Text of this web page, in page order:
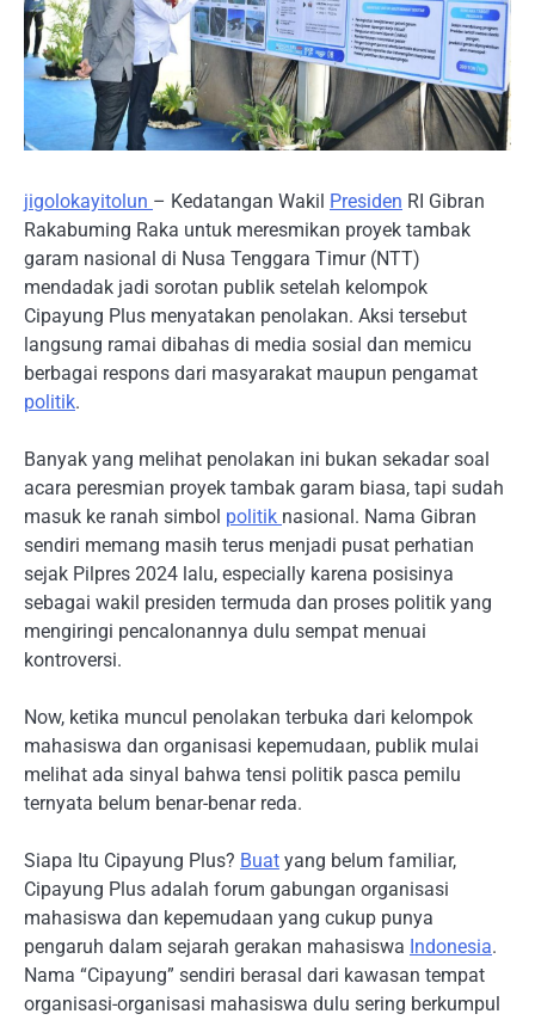
jigolokayitolun – Kedatangan Wakil Presiden RI Gibran
Rakabuming Raka untuk meresmikan proyek tambak
garam nasional di Nusa Tenggara Timur (NTT)
mendadak jadi sorotan publik setelah kelompok
Cipayung Plus menyatakan penolakan. Aksi tersebut
langsung ramai dibahas di media sosial dan memicu
berbagai respons dari masyarakat maupun pengamat
politik.
Banyak yang melihat penolakan ini bukan sekadar soal
acara peresmian proyek tambak garam biasa, tapi sudah
masuk ke ranah simbol politik nasional. Nama Gibran
sendiri memang masih terus menjadi pusat perhatian
sejak Pilpres 2024 lalu, especially karena posisinya
sebagai wakil presiden termuda dan proses politik yang
mengiringi pencalonannya dulu sempat menuai
kontroversi.
Now, ketika muncul penolakan terbuka dari kelompok
mahasiswa dan organisasi kepemudaan, publik mulai
melihat ada sinyal bahwa tensi politik pasca pemilu
ternyata belum benar-benar reda.
Siapa Itu Cipayung Plus? Buat yang belum familiar,
Cipayung Plus adalah forum gabungan organisasi
mahasiswa dan kepemudaan yang cukup punya
pengaruh dalam sejarah gerakan mahasiswa Indonesia.
Nama “Cipayung” sendiri berasal dari kawasan tempat
organisasi-organisasi mahasiswa dulu sering berkumpul